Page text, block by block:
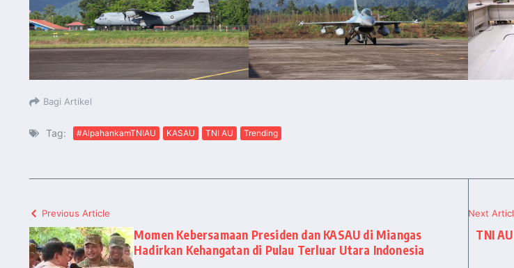
Bagi Artikel
Tag: #AlpahankamTNIAU KASAU TNI AU Trending
Previous Article
Momen Kebersamaan Presiden dan KASAU di Miangas
Hadirkan Kehangatan di Pulau Terluar Utara Indonesia
Next
TNI